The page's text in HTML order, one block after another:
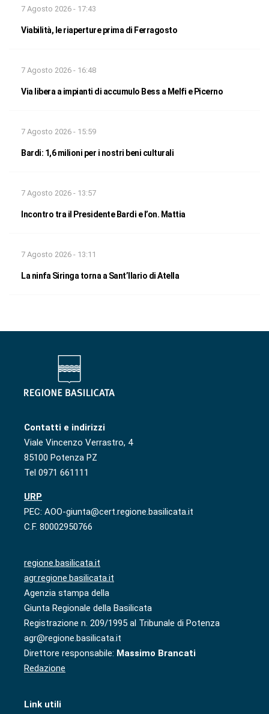
7 Agosto 2026 - 17:43
Viabilità, le riaperture prima di Ferragosto
7 Agosto 2026 - 16:48
Via libera a impianti di accumulo Bess a Melfi e Picerno
7 Agosto 2026 - 15:59
Bardi: 1,6 milioni per i nostri beni culturali
7 Agosto 2026 - 13:57
Incontro tra il Presidente Bardi e l’on. Mattia
7 Agosto 2026 - 13:11
La ninfa Siringa torna a Sant’Ilario di Atella
Contatti e indirizzi
Viale Vincenzo Verrastro, 4
85100 Potenza PZ
Tel 0971 661111
URP
PEC: AOO-giunta@cert.regione.basilicata.it
C.F. 80002950766
regione.basilicata.it
agr.regione.basilicata.it
Agenzia stampa della
Giunta Regionale della Basilicata
Registrazione n. 209/1995 al Tribunale di Potenza
agr@regione.basilicata.it
Direttore responsabile: Massimo Brancati
Redazione
Link utili